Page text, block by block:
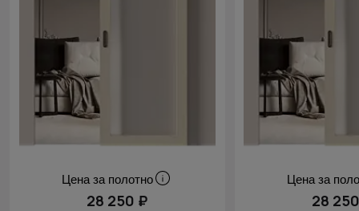
Цена за полотно
28 250 ₽
Цена за
28